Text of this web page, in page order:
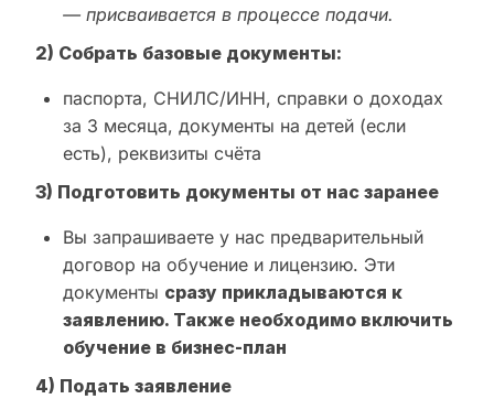
— присваивается в процессе подачи.
2) Собрать базовые документы:
паспорта, СНИЛС/ИНН, справки о доходах
за 3 месяца, документы на детей (если
есть), реквизиты счёта
3) Подготовить документы от нас заранее
Вы запрашиваете у нас предварительный
договор на обучение и лицензию. Эти
документы сразу прикладываются к
заявлению. Также необходимо включить
обучение в бизнес-план
4) Подать заявление